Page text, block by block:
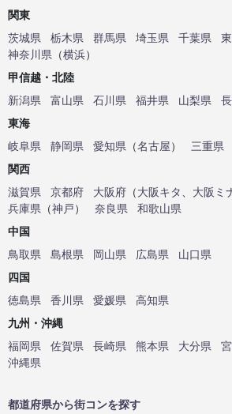
関東
茨城県
栃木県 群馬県 埼玉県 千葉県
神奈川県 （横浜）
甲信越・北陸
新潟県
富山県 石川県 福井県 山梨県
東海
岐阜県
静岡県 愛知県 （名古屋）
三重県
関西
滋賀県
京都府 大阪府 （大阪キタ 大阪ミ
兵庫県 （神戸） 奈良県
和歌山県
中国
鳥取県
島根県 岡山県 広島県
山口県
四国
徳島県
香川県 愛媛県
高知県
九州・沖縄
福岡県
佐賀県 長崎県 熊本県 大分県
沖縄県
都道府県から街コンを探す